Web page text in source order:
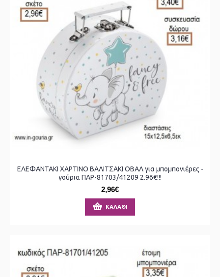
ΕΛΕΦΑΝΤΑΚΙ ΧΑΡΤΙΝΟ ΒΑΛΙΤΣΑΚΙ ΟΒΑΛ για μπομπονιέρες -
γούρια ΠΑΡ-81703/41209 2.96€!!!
2,96€
ΚΑΛΆΘΙ